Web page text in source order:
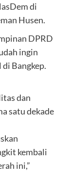
di
Husen.
DPRD
ingin
Bangkep.
dan
satu dekade
kembali
ini,”